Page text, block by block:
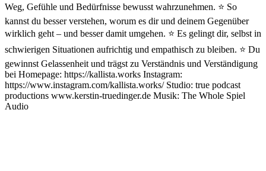
Weg, Gefühle und Bedürfnisse bewusst wahrzunehmen. ⭐ So
kannst du besser verstehen, worum es dir und deinem Gegenüber
wirklich geht – und besser damit umgehen. ⭐ Es gelingt dir, selbst in
schwierigen Situationen aufrichtig und empathisch zu bleiben. ⭐ Du
gewinnst Gelassenheit und trägst zu Verständnis und Verständigung
bei Homepage: https://kallista.works Instagram:
https://www.instagram.com/kallista.works/ Studio: true podcast
productions www.kerstin-truedinger.de Musik: The Whole Spiel
Audio